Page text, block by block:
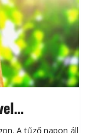
A tűző napon álló